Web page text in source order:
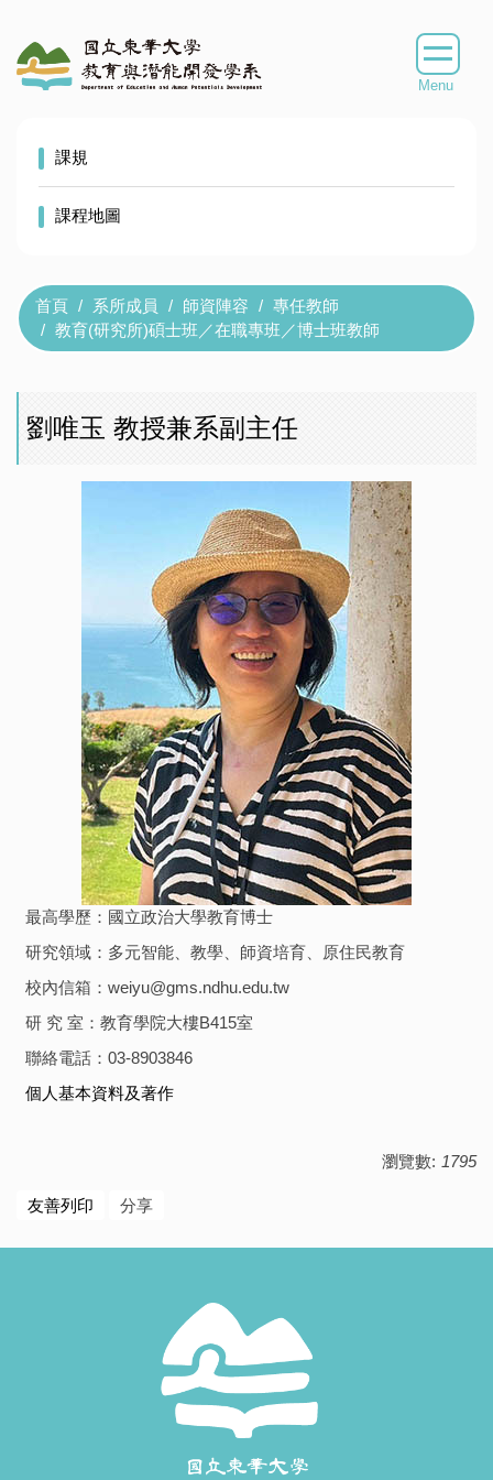
主
要
課規
課程地圖
首頁 系所成員 師資陣容
專任教師
教育(研究所)碩士班／在職專班／博士班教師
劉唯玉 教授兼系副主任
最高學歷：國立政治大學教育博士
研究領域：多元智能、教學、師資培育、原住民教育
校內信箱：weiyu@gms.ndhu.edu.tw
研 究 室：教育學院大樓B415室
聯絡電話：03-8903846
個人基本資料及著作
瀏覽數: 1795
友善列印 分享